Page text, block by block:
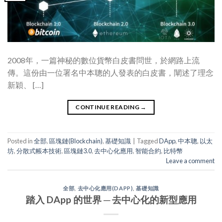
2008年，一篇神秘的數位貨幣白皮書問世，於網路上流
傳。這份由一位署名中本聰的人發表的白皮書，闡述了理念
新穎、 […]
CONTINUE READING →
Posted in全部,區塊鏈(Blockchain),基礎知識 TaggedDApp,中本聰, 以太
坊,分散式帳本技術,區塊鏈3.0,去中心化應用,智能合約, 比特幣
Leave a comment
全部 去中心化應用(DAPP) ,基礎知識
踏入 DApp 的世界 ─ 去中心化的新型應用